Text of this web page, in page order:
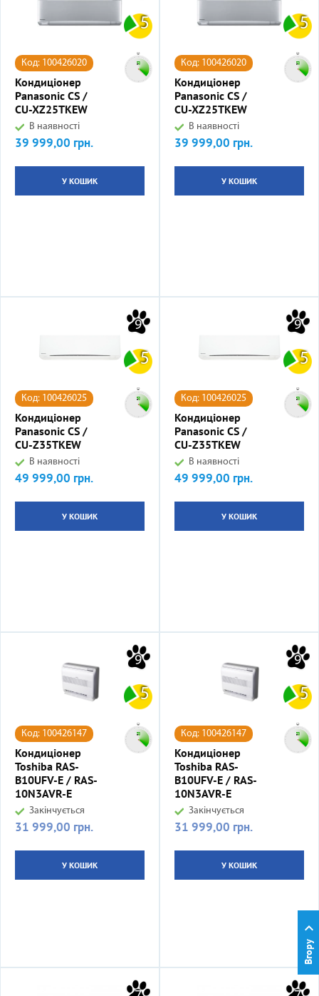
5
Код: 100426020
Кондиціонер
Panasonic CS /
CU-XZ25TKEW
В наявності
Ціна
39 999,00 грн.
У КОШИК
5
Код: 100426020
Кондиціонер
Panasonic CS /
CU-XZ25TKEW
В наявності
Ціна
39 999,00 грн.
У КОШИК
9
5
Код: 100426025
Кондиціонер
Panasonic CS /
CU-Z35TKEW
В наявності
Ціна
49 999,00 грн.
У КОШИК
9
5
Код: 100426025
Кондиціонер
Panasonic CS /
CU-Z35TKEW
В наявності
Ціна
49 999,00 грн.
У КОШИК
9
5
Код: 100426147
Кондиціонер
Toshiba RAS-
B10UFV-E / RAS-
10N3AVR-E
Закінчується
Ціна
31 999,00 грн.
У КОШИК
9
5
Код: 100426147
Кондиціонер
Toshiba RAS-
B10UFV-E / RAS-
10N3AVR-E
Закінчується
Ціна
31 999,00 грн.
У КОШИК
Вгору
